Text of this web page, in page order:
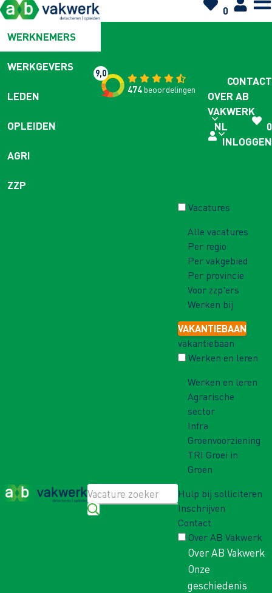
0
WERKNEMERS
WERKGEVERS
LEDEN
OPLEIDEN
AGRI
ZZP
9,0
474beoordelingen
CONTACT
OVER AB
VAKWERK
NL
0
INLOGGEN
Vacatures
Alle vacatures
Per regio
Per vakgebied
Per provincie
Voor zzp'ers
Werken bij
VAKANTIEBAAN
vakantiebaan
Werken en leren
Werken en leren
Agrarische
sector
Infra
Groenvoorziening
TRI Groei in
Groen
Hulp bij solliciteren
Inschrijven
Contact
Over AB Vakwerk
Over AB Vakwerk
Onze
geschiedenis